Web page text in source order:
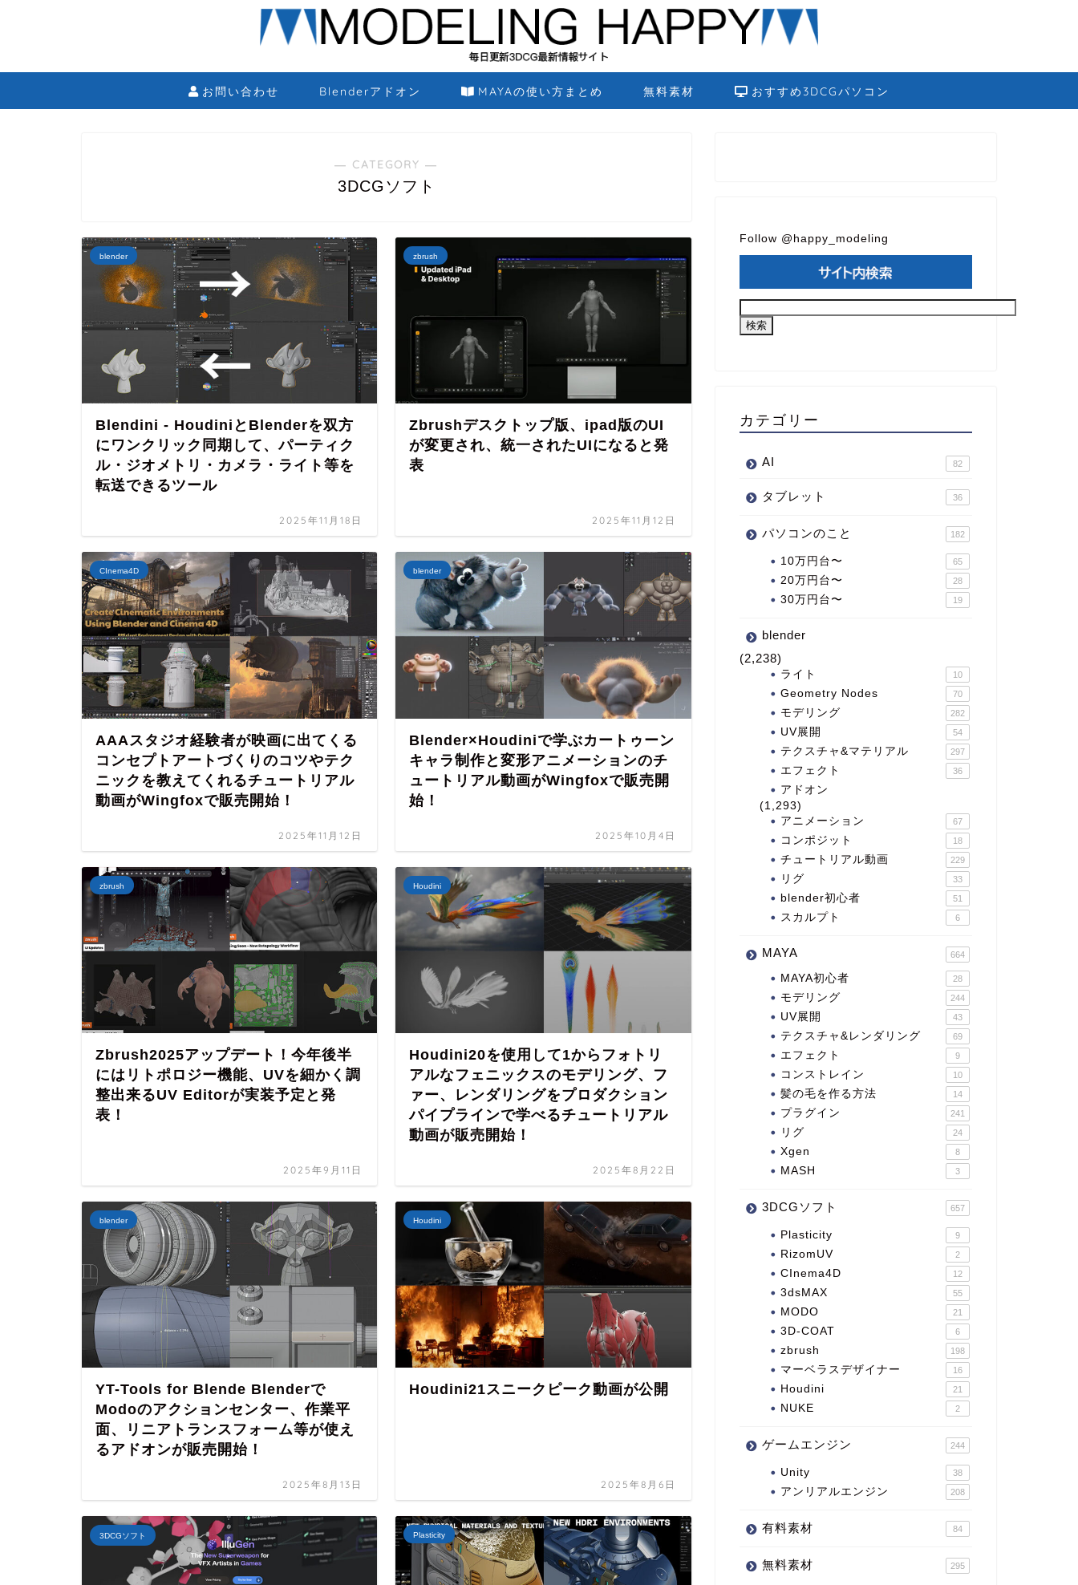
お問い合わせ Blenderアドオン MAYAの使い方まとめ 無料素材 おすすめ3DCGパソコン
― CATEGORY ―
3DCGソフト
blender
Blendini - HoudiniとBlenderを双方
にワンクリック同期して、パーティク
ル・ジオメトリ・カメラ・ライト等を
転送できるツール
2025年11月18日
zbrush
Zbrushデスクトップ版、ipad版のUI
が変更され、統一されたUIになると発
表
2025年11月12日
CInema4D
AAAスタジオ経験者が映画に出てくる
コンセプトアートづくりのコツやテク
ニックを教えてくれるチュートリアル
動画がWingfoxで販売開始！
2025年11月12日
blender
Blender×Houdiniで学ぶカートゥーン
キャラ制作と変形アニメーションのチ
ュートリアル動画がWingfoxで販売開
始！
2025年10月4日
zbrush
Zbrush2025アップデート！今年後半
にはリトポロジー機能、UVを細かく調
整出来るUV Editorが実装予定と発
表！
2025年9月11日
Houdini
Houdini20を使用して1からフォトリ
アルなフェニックスのモデリング、フ
ァー、レンダリングをプロダクション
パイプラインで学べるチュートリアル
動画が販売開始！
2025年8月22日
blender
YT-Tools for Blende Blenderで
Modoのアクションセンター、作業平
面、リニアトランスフォーム等が使え
るアドオンが販売開始！
2025年8月13日
Houdini
Houdini21スニークピーク動画が公開
2025年8月6日
3DCGソフト Plasticity
Follow @happy_modeling
カテゴリー
AI 82
タブレット 36
パソコンのこと 182
10万円台〜 65
20万円台〜 28
30万円台〜 19
blender
(2,238)
ライト 10
Geometry Nodes 70
モデリング 282
UV展開 54
テクスチャ&マテリアル 297
エフェクト 36
アドオン
(1,293)
アニメーション
67
コンポジット 18
チュートリアル動画 229
リグ 33
blender初心者 51
スカルプト 6
MAYA 664
MAYA初心者 28
モデリング 244
UV展開 43
テクスチャ&レンダリング 69
エフェクト 9
コンストレイン 10
髪の毛を作る方法 14
プラグイン 241
リグ 24
Xgen 8
MASH 3
3DCGソフト 657
Plasticity 9
RizomUV 2
CInema4D 12
3dsMAX 55
MODO 21
3D-COAT 6
zbrush 198
マーベラスデザイナー 16
Houdini 21
NUKE 2
ゲームエンジン 244
Unity 38
アンリアルエンジン 208
有料素材 84
無料素材 295